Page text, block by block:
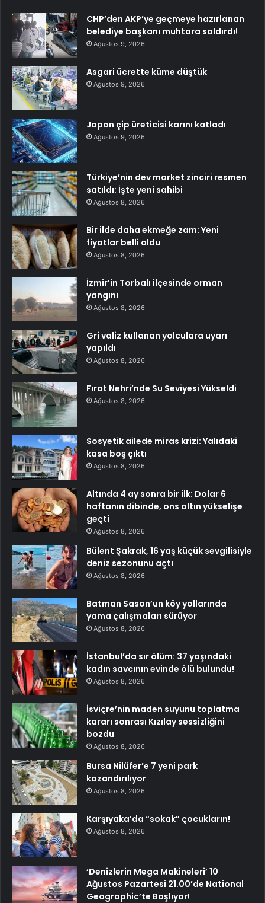
CHP’den AKP’ye geçmeye hazırlanan
belediye başkanı muhtara saldırdı!
Ağustos 9, 2026
Asgari ücrette küme düştük
Ağustos 9, 2026
Japon çip üreticisi karını katladı
Ağustos 9, 2026
Türkiye’nin dev market zinciri resmen
satıldı: İşte yeni sahibi
Ağustos 8, 2026
Bir ilde daha ekmeğe zam: Yeni
fiyatlar belli oldu
Ağustos 8, 2026
İzmir’in Torbalı ilçesinde orman
yangını
Ağustos 8, 2026
Gri valiz kullanan yolculara uyarı
yapıldı
Ağustos 8, 2026
Fırat Nehri’nde Su Seviyesi Yükseldi
Ağustos 8, 2026
Sosyetik ailede miras krizi: Yalıdaki
kasa boş çıktı
Ağustos 8, 2026
Altında 4 ay sonra bir ilk: Dolar 6
haftanın dibinde, ons altın yükselişe
geçti
Ağustos 8, 2026
Bülent Şakrak, 16 yaş küçük sevgilisiyle
deniz sezonunu açtı
Ağustos 8, 2026
Batman Sason’un köy yollarında
yama çalışmaları sürüyor
Ağustos 8, 2026
İstanbul’da sır ölüm: 37 yaşındaki
kadın savcının evinde ölü bulundu!
Ağustos 8, 2026
İsviçre’nin maden suyunu toplatma
kararı sonrası Kızılay sessizliğini
bozdu
Ağustos 8, 2026
Bursa Nilüfer’e 7 yeni park
kazandırılıyor
Ağustos 8, 2026
Karşıyaka’da “sokak” çocukların!
Ağustos 8, 2026
‘Denizlerin Mega Makineleri’ 10
Ağustos Pazartesi 21.00’de National
Geographic’te Başlıyor!